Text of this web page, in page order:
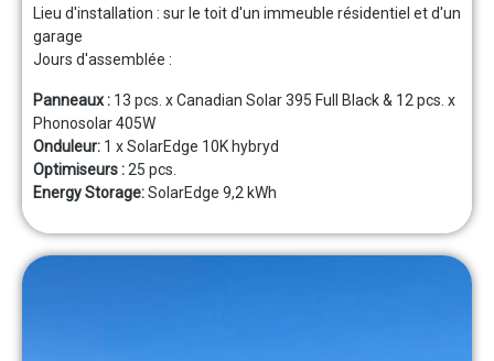
Lieu d'installation : sur le toit d'un immeuble résidentiel et d'un
garage
Jours d'assemblée :
Panneaux : 13 pcs. x Canadian Solar 395 Full Black & 12 pcs. x
Phonosolar 405W
Onduleur: 1 x SolarEdge 10K hybryd
Optimiseurs :25 pcs.
Energy Storage:SolarEdge 9,2 kWh